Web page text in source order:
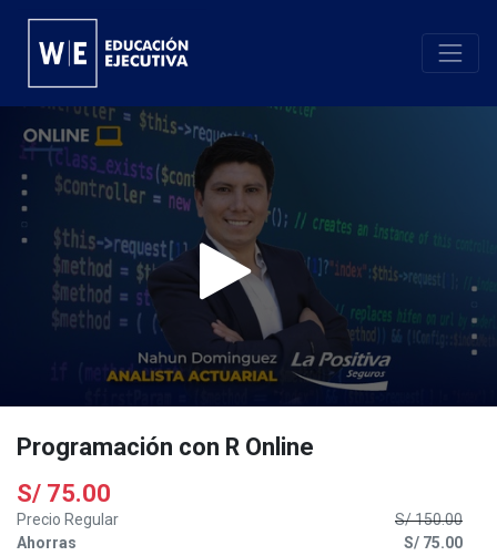
Programación con R Online
S/ 75.00
Precio Regular S/150.00
Ahorras
S/ 75.00